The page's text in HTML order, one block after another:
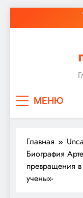
к
МЕНЮ
Главная
Биография
превращения
ученых-